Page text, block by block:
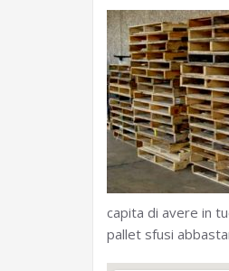
capita di avere in
pallet sfusi